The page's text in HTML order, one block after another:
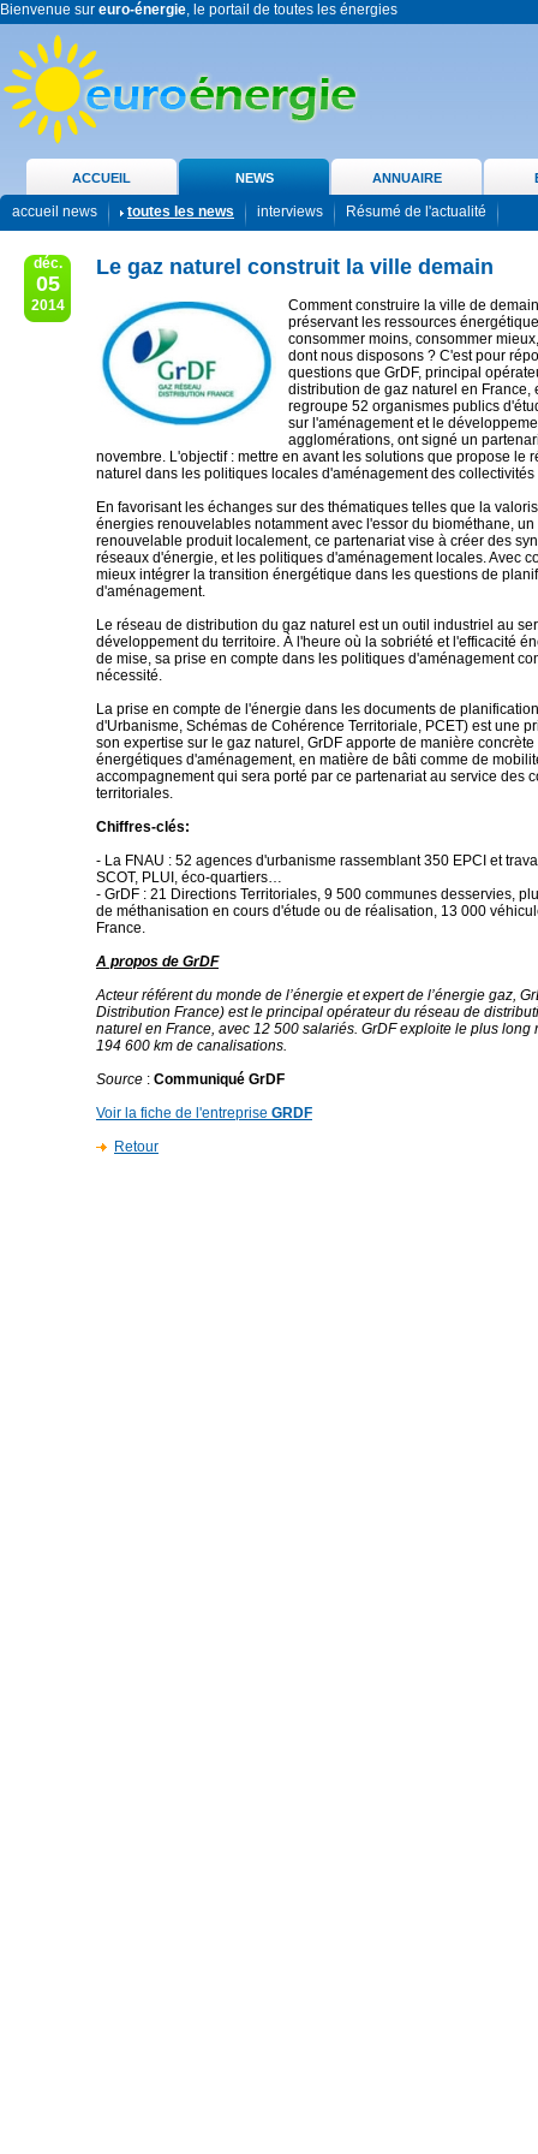
Bienvenue sur euro-énergie, le portail de toutes les énergies
ACCUEIL NEWS ANNUAIRE
accueil news toutes les news interviews Résumé de l'actualité
déc.
05
2014
Le gaz naturel construit la ville demain
Comment construire la ville de
préservant les ressources
consommer moins, consommer
dont nous disposons ? C'est pour
questions que GrDF, principal
distribution de gaz naturel en France,
regroupe 52 organismes publics
sur l'aménagement et le
agglomérations, ont signé un
novembre. L'objectif : mettre en avant les solutions que propose le
naturel dans les politiques locales d'aménagement des collectivités
En favorisant les échanges sur des thématiques telles que la
énergies renouvelables notamment avec l'essor du biométhane,
renouvelable produit localement, ce partenariat vise à créer des
réseaux d'énergie, et les politiques d'aménagement locales. Avec
mieux intégrer la transition énergétique dans les questions de
d'aménagement.
Le réseau de distribution du gaz naturel est un outil industriel au
développement du territoire. À l'heure où la sobriété et l'efficacité
de mise, sa prise en compte dans les politiques d'aménagement
nécessité.
La prise en compte de l'énergie dans les documents de
d'Urbanisme, Schémas de Cohérence Territoriale, PCET) est une
son expertise sur le gaz naturel, GrDF apporte de manière
énergétiques d'aménagement, en matière de bâti comme de
accompagnement qui sera porté par ce partenariat au service des
territoriales.
Chiffres-clés:
- La FNAU : 52 agences d'urbanisme rassemblant 350 EPCI et
SCOT, PLUI, éco-quartiers…
- GrDF : 21 Directions Territoriales, 9 500 communes desservies,
de méthanisation en cours d'étude ou de réalisation, 13 000
France.
A propos de GrDF
Acteur référent du monde de l’énergie et expert de l’énergie gaz,
Distribution France) est le principal opérateur du réseau de
naturel en France, avec 12 500 salariés. GrDF exploite le plus long
194 600 km de canalisations.
Source : Communiqué GrDF
Voir la fiche de l'entreprise GRDF
Retour